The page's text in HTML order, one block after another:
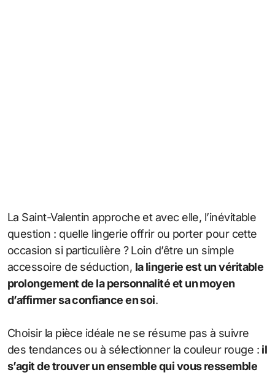
La Saint-Valentin approche et avec elle, l’inévitable
question : quelle lingerie offrir ou porter pour cette
occasion si particulière ? Loin d’être un simple
accessoire de séduction, la lingerie est un véritable
prolongement de la personnalité et un moyen
d’affirmer sa confiance en soi.
Choisir la pièce idéale ne se résume pas à suivre
des tendances ou à sélectionner la couleur rouge : il
s’agit de trouver un ensemble qui vous ressemble